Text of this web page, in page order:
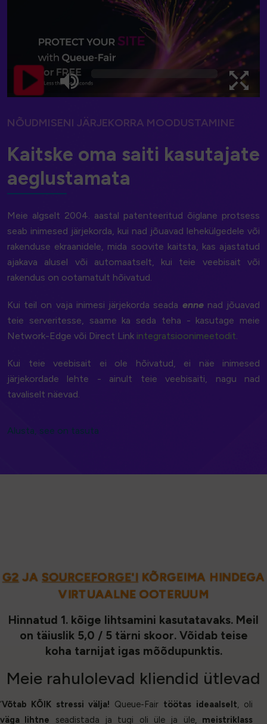
NÕUDMISENI JÄRJEKORRA MOODUSTAMINE
Kaitske oma saiti kasutajate
aeglustamata
Meie algselt 2004. aastal patenteeritud õiglane protsess
seab inimesed järjekorda, kui nad jõuavad lehekülgedele või
rakenduse ekraanidele, mida soovite kaitsta, kas ajastatud
ajakava alusel või automaatselt, kui teie veebisait või
rakendus on ootamatult hõivatud.
Kui teil on vaja inimesi järjekorda seada ennenad jõuavad
teie serveritesse, saame ka seda teha - kasutage meie
Network-Edge või Direct Link integratsioonimeetodit
Kui teie veebisait ei ole hõivatud, ei näe inimesed
järjekordade lehte - ainult teie veebisaiti, nagu nad
tavaliselt näevad.
Alusta, see on tasuta
G2JASOURCEFORGE'IKÕRGEIMA HINDEGA
VIRTUAALNE OOTERUUM
Hinnatud 1. kõige lihtsamini kasutatavaks. Meil
on täiuslik 5,0 / 5 tärni skoor. Võidab teise
koha tarnijat igas mõõdupunktis.
Meie rahulolevad kliendid ütlevad
‘Võtab KÕIK stressi välja! Queue-Fair töötas ideaalselt , oli
väga lihtne seadistada ja tugi oli üle ja üle, meistriklass